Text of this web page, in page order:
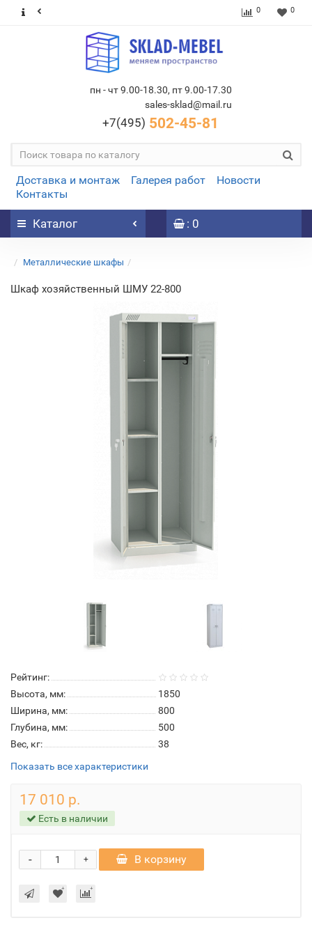
0 0
пн - чт 9.00-18.30, пт 9.00-17.30
sales-sklad@mail.ru
+7(495) 502-45-81
Доставка и монтаж Галерея работ
Новости
Контакты
Каталог : 0
Металлические шкафы
Шкаф хозяйственный ШМУ 22-800
Рейтинг:
Высота, мм:
1850
Ширина, мм:
800
Глубина, мм:
500
Вес, кг:
38
Показать все характеристики
17 010 р.
Есть в наличии
+
- В корзину